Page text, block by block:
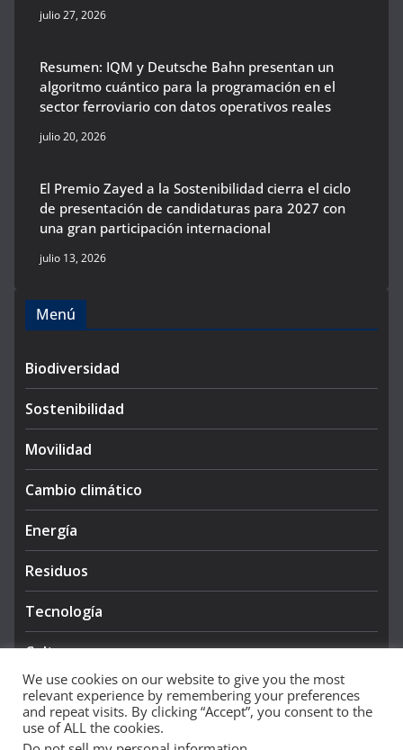
julio 27, 2026
Resumen: IQM y Deutsche Bahn presentan un
algoritmo cuántico para la programación en el
sector ferroviario con datos operativos reales
julio 20, 2026
El Premio Zayed a la Sostenibilidad cierra el ciclo
de presentación de candidaturas para 2027 con
una gran participación internacional
julio 13, 2026
Menú
Biodiversidad
Sostenibilidad
Movilidad
Cambio climático
Energía
Residuos
Tecnología
Cultura
We use cookies on our website to give you the most
relevant experience by remembering your preferences
and repeat visits. By clicking “Accept”, you consent to the
use of ALL the cookies.